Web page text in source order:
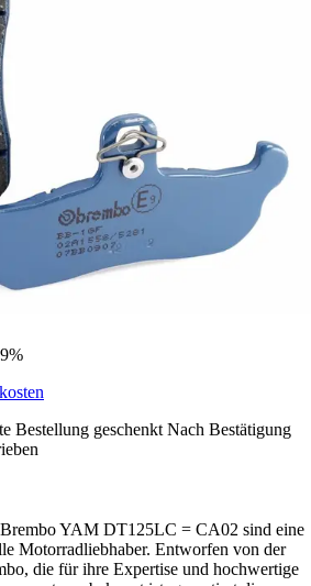
Bestellung geschenkt Nach Bestätigung
YAM DT125LC = CA02 sind eine
Motorradliebhaber. Entworfen von der
die für ihre Expertise und hochwertige